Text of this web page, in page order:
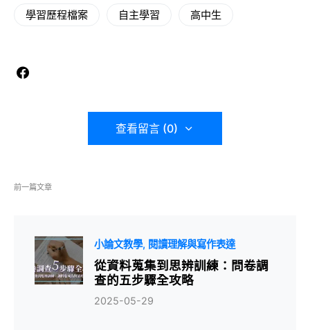
學習歷程檔案 自主學習 高中生
查看留言 (0)
前一篇文章
小論文教學 閱讀理解與寫作表達
從資料蒐集到思辨訓練：問卷調
查的五步驟全攻略
2025-05-29